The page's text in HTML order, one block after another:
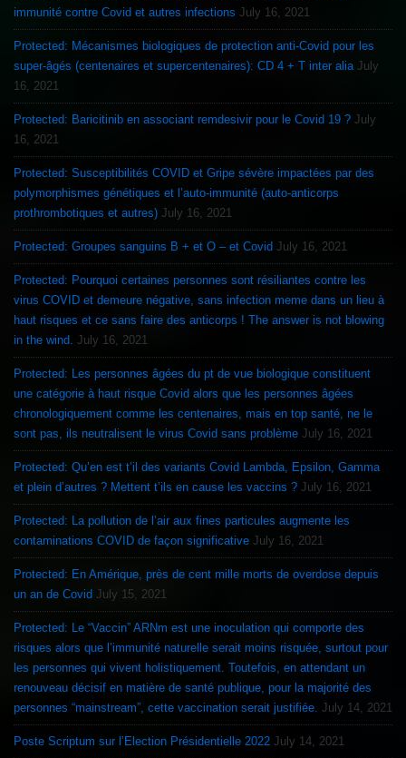
immunité contre Covid et autres infections July 16, 2021
Protected: Mécanismes biologiques de protection anti-Covid pour les
super-âgés (centenaires et supercentenaires): CD 4 + T inter alia July
16, 2021
Protected: Baricitinib en associant remdesivir pour le Covid 19 ? July
16, 2021
Protected: Susceptibilités COVID et Gripe sévère impactées par des
polymorphismes génétiques et l’auto-immunité (auto-anticorps
prothrombotiques et autres) July 16, 2021
Protected: Groupes sanguins B + et O – et Covid July 16, 2021
Protected: Pourquoi certaines personnes sont résiliantes contre les
virus COVID et demeure négative, sans infection meme dans un lieu à
haut risques et ce sans faire des anticorps ! The answer is not blowing
in the wind. July 16, 2021
Protected: Les personnes âgées du pt de vue biologique constituent
une catégorie à haut risque Covid alors que les personnes âgées
chronologiquement comme les centenaires, mais en top santé, ne le
sont pas, ils neutralisent le virus Covid sans problème July 16, 2021
Protected: Qu’en est t’il des variants Covid Lambda, Epsilon, Gamma
et plein d’autres ? Mettent t’ils en cause les vaccins ? July 16, 2021
Protected: La pollution de l’air aux fines particules augmente les
contaminations COVID de façon significative July 16, 2021
Protected: En Amérique, près de cent mille morts de overdose depuis
un an de Covid July 15, 2021
Protected: Le “Vaccin” ARNm est une inoculation qui comporte des
risques alors que l’immunité naturelle serait moins risquée, surtout pour
les personnes qui vivent holistiquement. Toutefois, en attendant un
renouveau décisif en matière de santé publique, pour la majorité des
personnes “mainstream”, cette vaccination serait justifiée. July 14, 2021
Poste Scriptum sur l’Election Présidentielle 2022 July 14, 2021